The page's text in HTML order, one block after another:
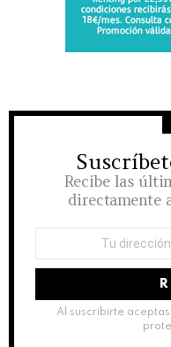
Recibe las
directamente
correo
Al suscribirte